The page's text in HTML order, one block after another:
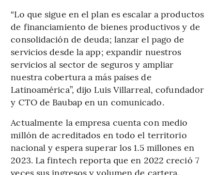
“Lo que sigue en el plan es escalar a productos
de financiamiento de bienes productivos y de
consolidación de deuda; lanzar el pago de
servicios desde la app; expandir nuestros
servicios al sector de seguros y ampliar
nuestra cobertura a más países de
Latinoamérica”, dijo Luis Villarreal, cofundador
y CTO de Baubap en un comunicado.
Actualmente la empresa cuenta con medio
millón de acreditados en todo el territorio
nacional y espera superar los 1.5 millones en
2023. La fintech reporta que en 2022 creció 7
veces sus ingresos y volumen de cartera.